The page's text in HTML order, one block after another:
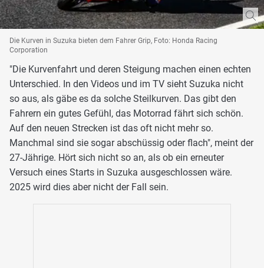
Die Kurven in Suzuka bieten dem Fahrer Grip, Foto: Honda Racing
Corporation
"Die Kurvenfahrt und deren Steigung machen einen echten
Unterschied. In den Videos und im TV sieht Suzuka nicht
so aus, als gäbe es da solche Steilkurven. Das gibt den
Fahrern ein gutes Gefühl, das Motorrad fährt sich schön.
Auf den neuen Strecken ist das oft nicht mehr so.
Manchmal sind sie sogar abschüssig oder flach", meint der
27-Jährige. Hört sich nicht so an, als ob ein erneuter
Versuch eines Starts in Suzuka ausgeschlossen wäre.
2025 wird dies aber nicht der Fall sein.